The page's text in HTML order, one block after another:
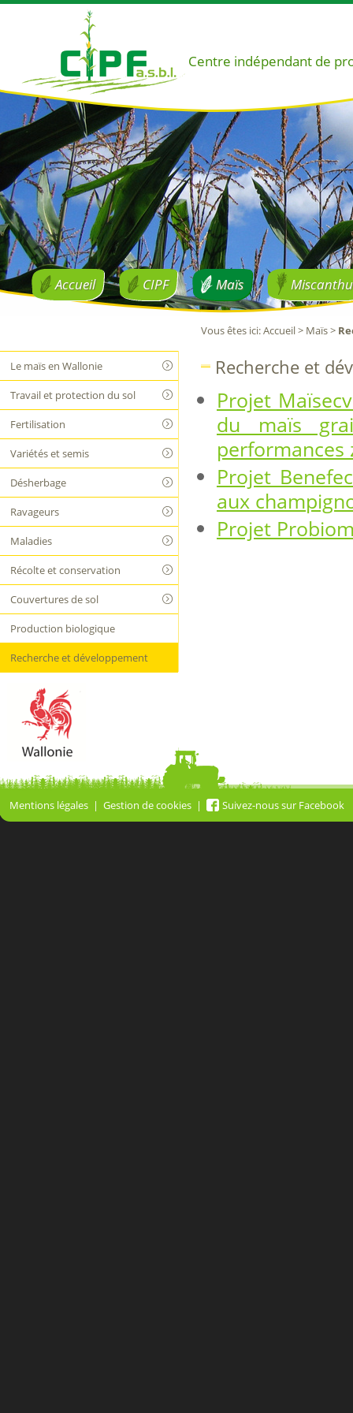
Centre indépendant de
Accueil CIPF Maïs
Le maïs en Wallonie
Travail et protection du sol
Fertilisation
Variétés et semis
Désherbage
Ravageurs
Maladies
Récolte et conservation
Couvertures de sol
Production biologique
Recherche et développement
Vous êtes ici:Accueil> Maïs>
Recherche et
Projet
du maïs
performances
Projet
aux
Projet
Mentions légales Gestion de cookies Suivez-nous sur Facebook